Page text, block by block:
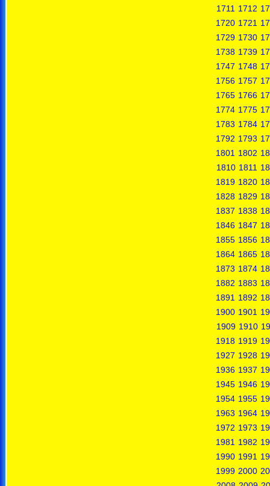
1711 1712
1720 1721
1729 1730
1738 1739
1747 1748
1756 1757
1765 1766
1774 1775
1783 1784
1792 1793
1801 1802
1810 1811
1819 1820
1828 1829
1837 1838
1846 1847
1855 1856
1864 1865
1873 1874
1882 1883
1891 1892
1900 1901
1909 1910
1918 1919
1927 1928
1936 1937
1945 1946
1954 1955
1963 1964
1972 1973
1981 1982
1990 1991
1999 2000